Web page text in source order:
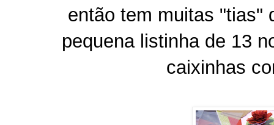
então tem muitas "tias"
pequena listinha de 13
caixinhas